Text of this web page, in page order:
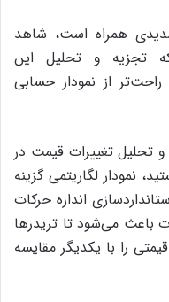
همراه است، شاهد
تجزیه و تحلیل این
راحت‌تر از نمودار حسابی
تحلیل تغییرات قیمت در
نمودار لگاریتمی گزینه
اندازه حرکات
باعث می‌شود تا تریدرها
را با یکدیگر مقایسه